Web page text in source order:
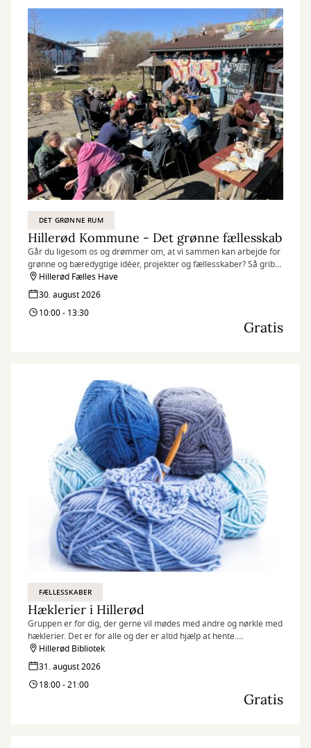
DET GRØNNE RUM
Hillerød Kommune - Det grønne fællesskab
Går du ligesom os og drømmer om, at vi sammen kan arbejde for
grønne og bæredygtige idéer, projekter og fællesskaber? Så grib
muligheden nu for, at vi kan samle de grønne kræfter i Hillerød
Kommune til en fælles snak og en hyggelig frokost i Fælleshaven,
skabt af de unge frivillige i Street Lab.
Hillerød Fælles Have
30. august 2026
10:00 - 13:30
Gratis
FÆLLESSKABER
Hæklerier i Hillerød
Gruppen er for dig, der gerne vil mødes med andre og nørkle med
hæklerier. Det er for alle og der er altid hjælp at hente.
Kig endelig forbi! :)
Hillerød Bibliotek
31. august 2026
18:00 - 21:00
Gratis